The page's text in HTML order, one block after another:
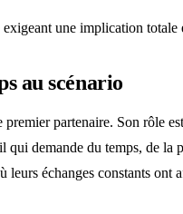
une implication totale
au scénario
partenaire. Son
demande du temps, de
leurs échanges constants ont